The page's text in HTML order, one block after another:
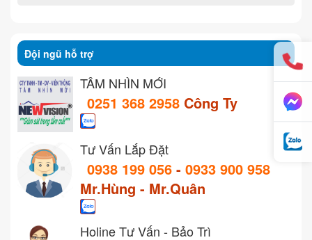
Đội ngũ hỗ trợ
TẦM NHÌN MỚI
0251 368 2958 Công Ty
Tư Vấn Lắp Đặt
0938 199 056 - 0933 900 958
Mr.Hùng - Mr.Quân
Holine Tư Vấn - Bảo Trì